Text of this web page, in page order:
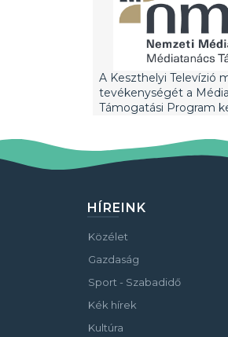
A Keszthelyi Televízió
tevékenységét a
Támogatási Program
HÍREINK
Közélet
Gazdaság
Sport - Szabadidő
Kék hírek
Kultúra